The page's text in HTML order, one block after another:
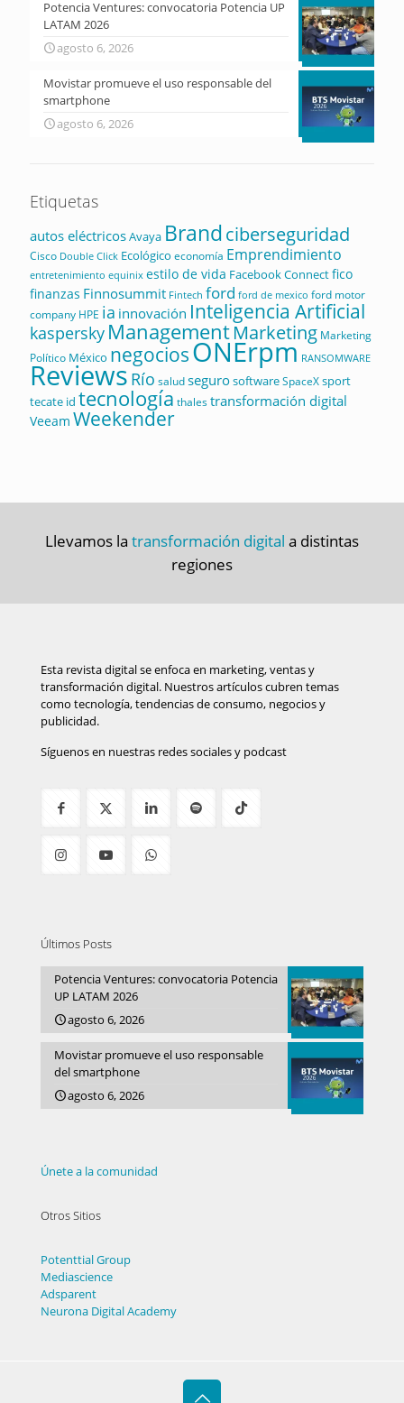
Potencia Ventures: convocatoria Potencia UP
LATAM 2026
agosto 6, 2026
Movistar promueve el uso responsable del
smartphone
agosto 6, 2026
Etiquetas
autos eléctricosAvaya Brandciberseguridad
Cisco Double Click Ecológico economía Emprendimiento
entretenimiento equinix estilo de vida Facebook Connectfico
finanzas Finnosummit Fintech ford ford de mexico ford motor
company HPE ia innovación Inteligencia Artificial
kaspersky ManagementMarketing Marketing
Político México negociosONErpm RANSOMWARE
Reviews Río saludsegurosoftwareSpaceXsport
tecate id tecnología thalestransformación digital
Veeam Weekender
Llevamos la transformación digital a distintas
regiones
Esta revista digital se enfoca en marketing, ventas y
transformación digital. Nuestros artículos cubren temas
como tecnología, tendencias de consumo, negocios y
publicidad.
Síguenos en nuestras redes sociales y podcast
Últimos Posts
Potencia Ventures: convocatoria Potencia
UP LATAM 2026
agosto 6, 2026
Movistar promueve el uso responsable
del smartphone
agosto 6, 2026
Únete a la comunidad
Otros Sitios
Potenttial Group
Mediascience
Adsparent
Neurona Digital Academy